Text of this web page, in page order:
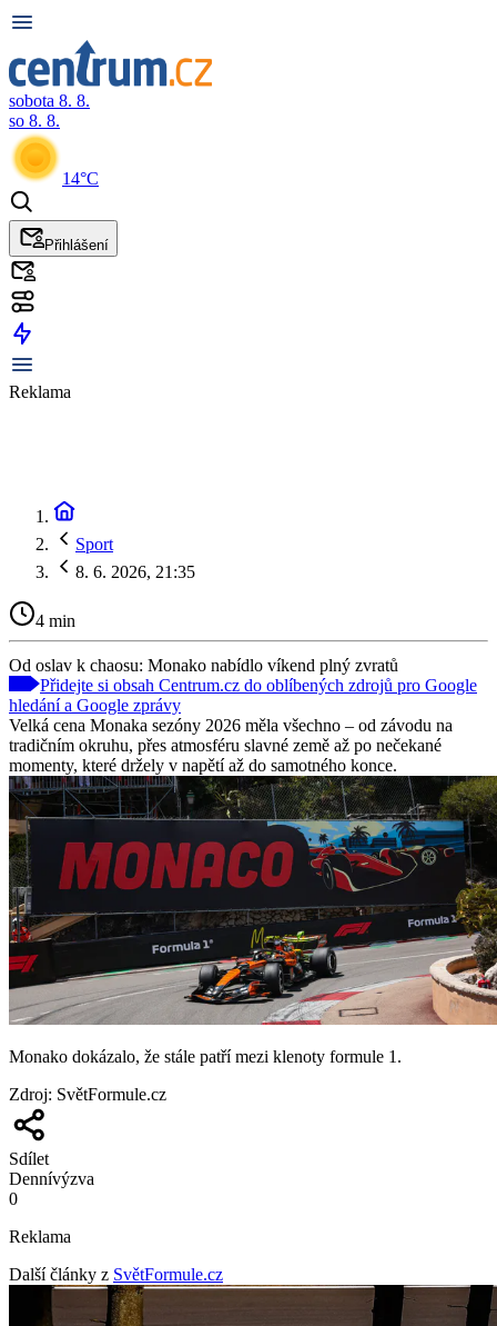
sobota 8. 8.
so 8. 8.
14°C
Přihlášení
Reklama
Sport
8. 6. 2026, 21:35
4 min
Od oslav k chaosu: Monako nabídlo víkend plný zvratů
Přidejte si obsah Centrum.cz do oblíbených zdrojů pro Google
hledání a Google zprávy
Velká cena Monaka sezóny 2026 měla všechno – od závodu na
tradičním okruhu, přes atmosféru slavné země až po nečekané
momenty, které držely v napětí až do samotného konce.
Monako dokázalo, že stále patří mezi klenoty formule 1.
Zdroj: SvětFormule.cz
Sdílet
Dennívýzva
0
Reklama
Další články z SvětFormule.cz